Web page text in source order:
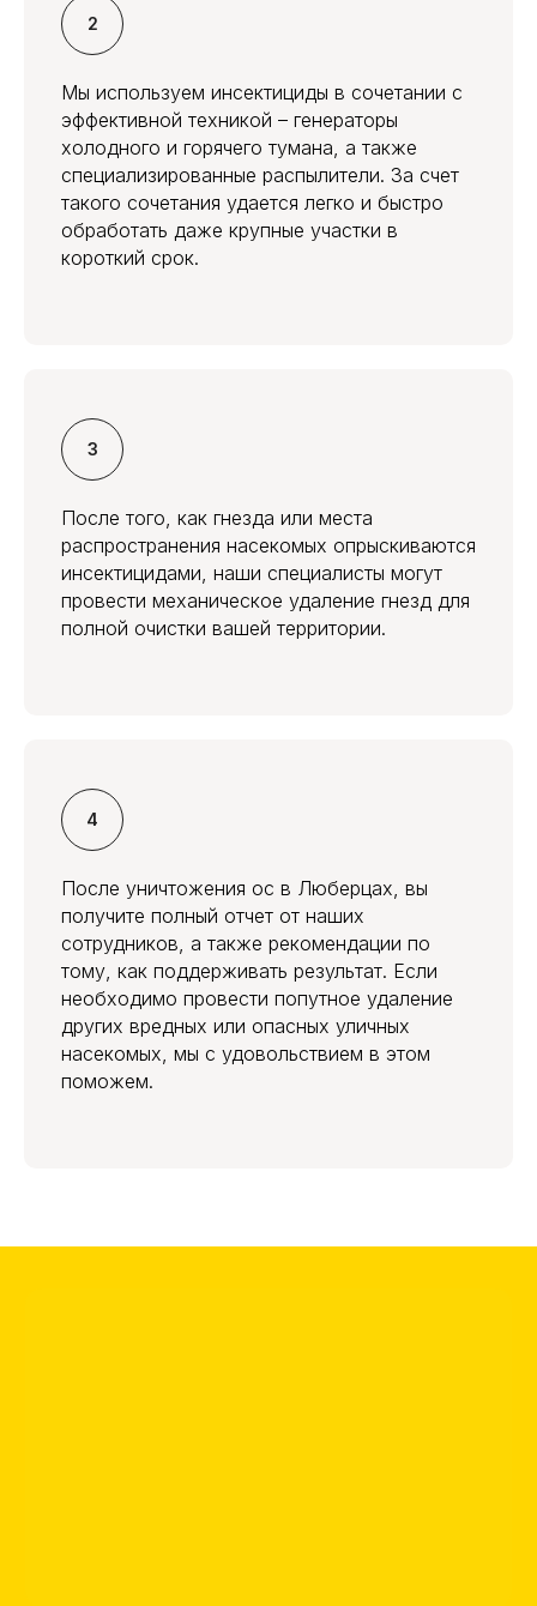
Мы используем инсектициды в сочетании с
эффективной техникой – генераторы
холодного и горячего тумана, а также
специализированные распылители. За счет
такого сочетания удается легко и быстро
обработать даже крупные участки в
короткий срок.
После того, как гнезда или места
распространения насекомых опрыскиваются
инсектицидами, наши специалисты могут
провести механическое удаление гнезд для
полной очистки вашей территории.
После уничтожения ос в Люберцах, вы
получите полный отчет от наших
сотрудников, а также рекомендации по
тому, как поддерживать результат. Если
необходимо провести попутное удаление
других вредных или опасных уличных
насекомых, мы с удовольствием в этом
поможем.